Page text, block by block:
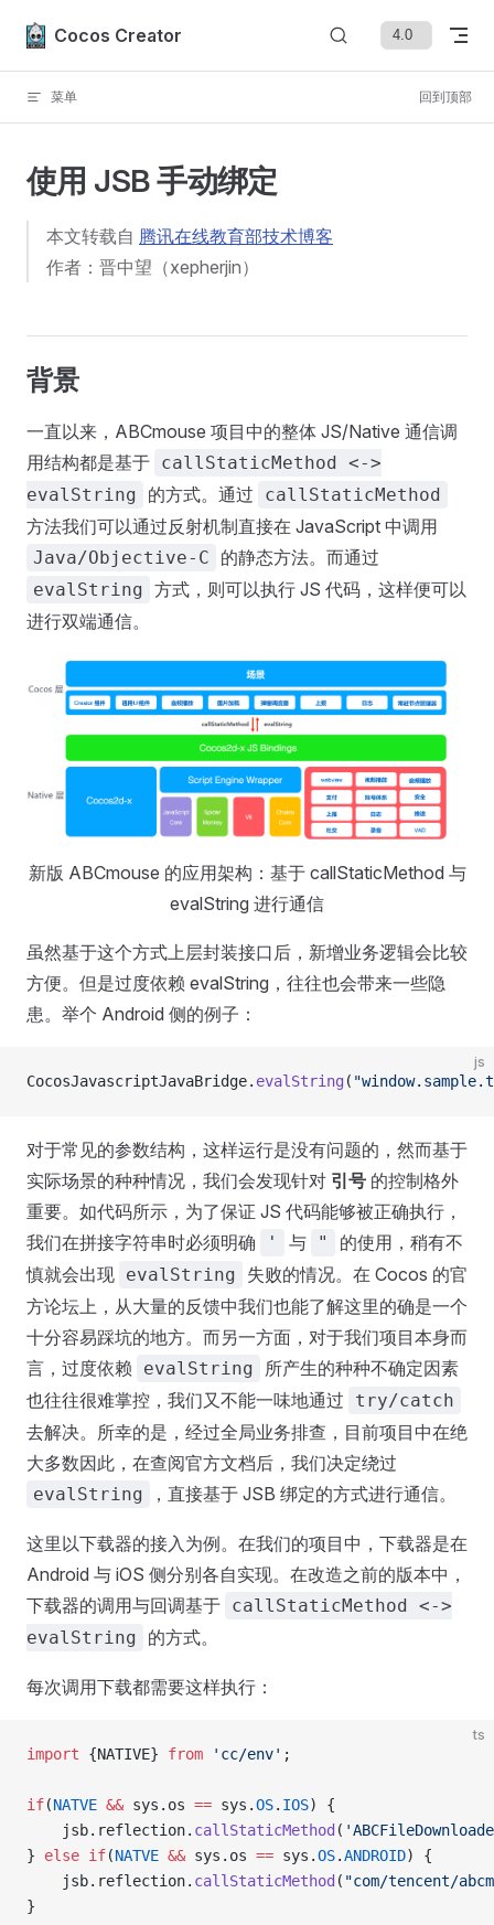
Skip to content
Cocos Creator
菜单 回到顶部
使用 JSB 手动绑定
本文转载自 腾讯在线教育部技术博客
作者：晋中望（xepherjin）
背景
一直以来，ABCmouse 项目中的整体 JS/Native 通信调
用结构都是基于 callStaticMethod <->
evalString
的方式。通过 callStaticMethod
方法我们可以通过反射机制直接在 JavaScript 中调用
Java/Objective-C 的静态方法。而通过
evalString 方式，则可以执行 JS 代码，这样便可以
进行双端通信。
新版 ABCmouse 的应用架构：基于 callStaticMethod 与
evalString 进行通信
虽然基于这个方式上层封装接口后，新增业务逻辑会比较
方便。但是过度依赖 evalString，往往也会带来一些隐
患。举个 Android 侧的例子：
js
CocosJavascriptJavaBridge. evalString (
对于常见的参数结构，这样运行是没有问题的，然而基于
实际场景的种种情况，我们会发现针对 引号 的控制格外
重要。如代码所示，为了保证 JS 代码能够被正确执行，
我们在拼接字符串时必须明确
' 与 "
的使用，稍有不
慎就会出现 evalString
失败的情况。在 Cocos 的官
方论坛上，从大量的反馈中我们也能了解这里的确是一个
十分容易踩坑的地方。而另一方面，对于我们项目本身而
言，过度依赖
evalString
所产生的种种不确定因素
也往往很难掌控，我们又不能一味地通过
try/catch
去解决。所幸的是，经过全局业务排查，目前项目中在绝
大多数因此，在查阅官方文档后，我们决定绕过
evalString ，直接基于 JSB 绑定的方式进行通信。
这里以下载器的接入为例。在我们的项目中，下载器是在
Android 与 iOS 侧分别各自实现。在改造之前的版本中，
下载器的调用与回调基于 callStaticMethod <->
evalString
的方式。
每次调用下载都需要这样执行：
ts
import {NATIVE} from 'cc/env' ;
if(NATVE && sys.os == sys.OS. IOS) {
    jsb.reflection.
callStaticMethod (
} else if(NATVE && sys.os == sys.OS.ANDROID) {
    jsb.reflection.
callStaticMethod ( "com/tencent/
}